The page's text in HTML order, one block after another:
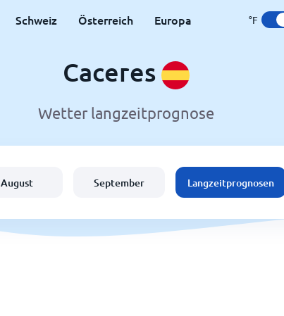
Schweiz Österreich Europa °F
Caceres
Wetter langzeitprognose
August September Langzeitprognosen